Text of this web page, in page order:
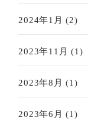
2024年1月 (2)
2023年11月 (1)
2023年8月 (1)
2023年6月 (1)